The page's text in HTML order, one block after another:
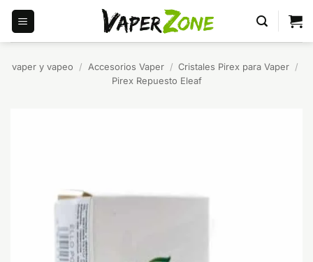
Saltar
contenido
vaper y vapeo / Accesorios Vaper / Cristales Pirex para Vaper /
Pirex Repuesto Eleaf